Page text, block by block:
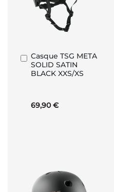
Casque TSG META
SOLID SATIN
BLACK XXS/XS
69,90 €
Ajouter
au
panier